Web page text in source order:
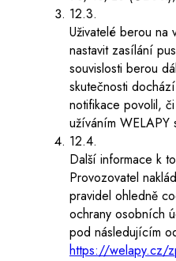
12.3.
Uživatelé berou na
nastavit zasílání
souvislosti berou
skutečnosti
notifikace povolil,
užíváním WELAPY
12.4.
Další informace k
Provozovatel
pravidel ohledně
ochrany osobních
pod následujícím
https://welapy.cz/